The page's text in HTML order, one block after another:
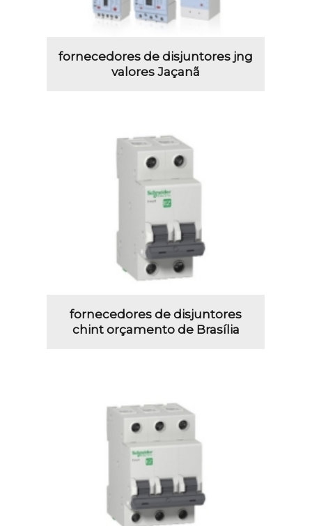
fornecedores de disjuntores jng
valores Jaçanã
fornecedores de disjuntores
chint orçamento de Brasília